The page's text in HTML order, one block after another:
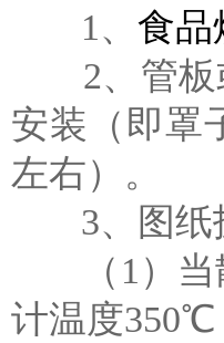
1、 食品
2、管板或
安装（即罩
左右）。
3、图纸
（1）当散
计温度350℃